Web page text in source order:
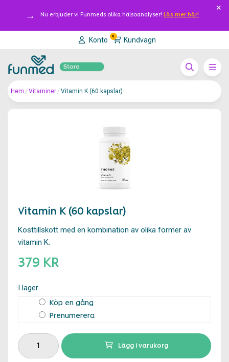
Nu erbjuder vi Funmeds olika hälsoanalyser! Läs mer här!
Konto Kundvagn
0
Hem / Vitaminer / Vitamin K (60 kapslar)
Vitamin K (60 kapslar)
Kosttillskott med en kombination av olika former av
vitamin K.
379 KR
I lager
av
köp
Köp en gång
Prenumerera
Vitamin
K
Lägg i varukorg